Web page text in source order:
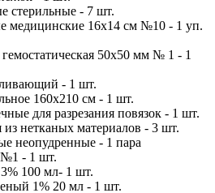
стерильные - 7 шт.
медицинские 16х14 см №10 - 1 уп.
гемостатическая 50х50 мм № 1 - 1
- 1 шт.
160х210 см - 1 шт.
для разрезания повязок - 1 шт.
нетканых материалов - 3 шт.
неопудренные - 1 пара
- 1 шт.
100 мл- 1 шт.
1% 20 мл - 1 шт.